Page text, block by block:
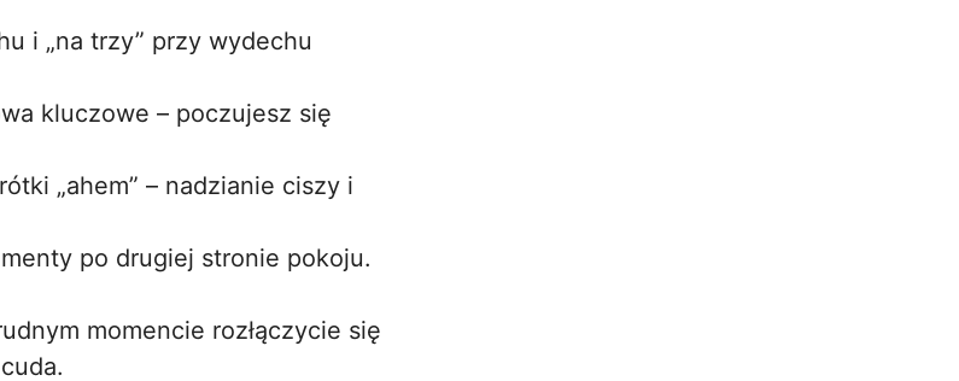
i „na trzy” przy wydechu
kluczowe – poczujesz się
„ahem” – nadzianie ciszy i
po drugiej stronie pokoju.
momencie rozłączycie się